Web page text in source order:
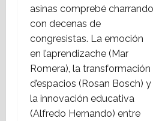
asinas comprebé charrando
con decenas de
congresistas. La emoción
en l’aprendizache (Mar
Romera), la transformación
d’espacios (Rosan Bosch) y
la innovación educativa
(Alfredo Hernando) entre